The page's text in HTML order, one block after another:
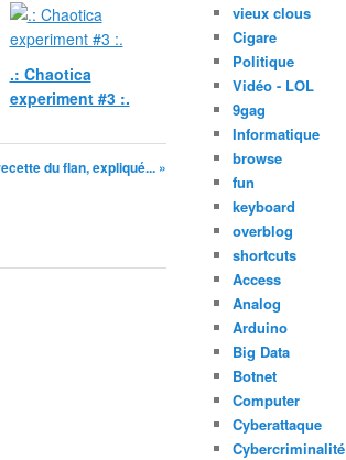
.: Chaotica
experiment #3 :.
du flan, expliqué... »
vieux clous
Cigare
Politique
Vidéo - LOL
9gag
Informatique
browse
fun
keyboard
overblog
shortcuts
Access
Analog
Arduino
Big Data
Botnet
Computer
Cyberattaque
Cybercriminalité